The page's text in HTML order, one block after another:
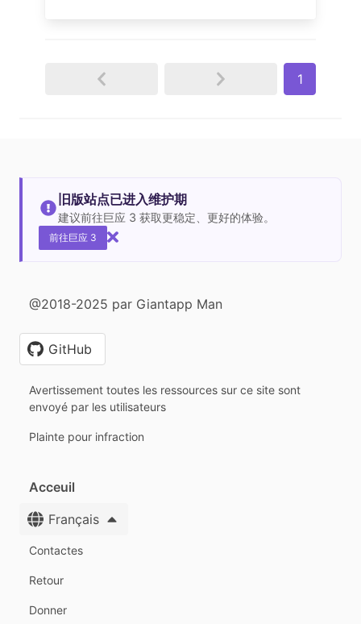
1
旧版站点已进入维护期
建议前往巨应 3 获取更稳定、更好的体验。
前往巨应 3
@2018-2025 par Giantapp Man
GitHub
Avertissement toutes les ressources sur ce site sont
envoyé par les utilisateurs
Plainte pour infraction
Acceuil
Français
Contactes
Retour
Donner